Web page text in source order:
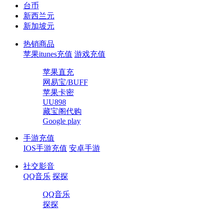
台币
新西兰元
新加坡元
热销商品
苹果itunes充值 游戏充值
苹果直充
网易宝/BUFF
苹果卡密
UU898
藏宝阁代购
Google play
手游充值
IOS手游充值 安卓手游
社交影音
QQ音乐 探探
QQ音乐
探探